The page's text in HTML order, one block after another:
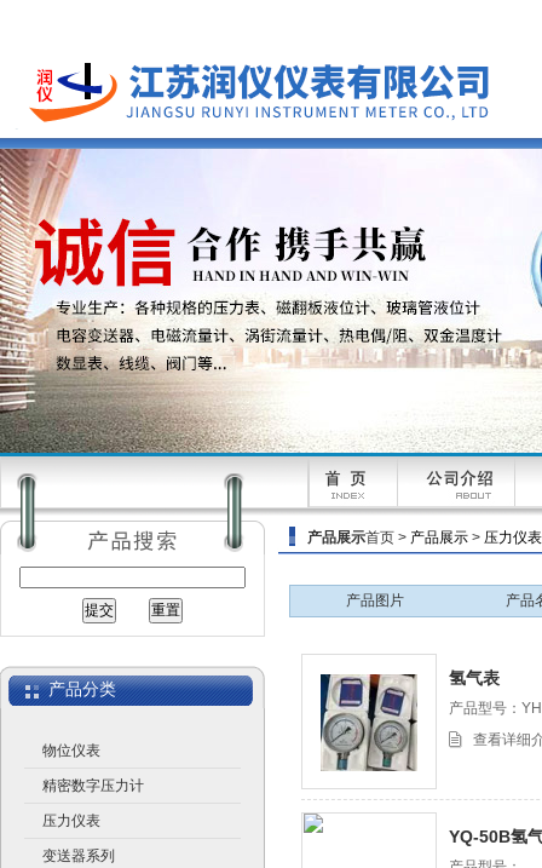
产品分类
物位仪表
精密数字压力计
压力仪表
变送器系列
产品展示首页 > 产品展示 > 压力仪表
产品图片 产品
氢气表
产品型号：
查看详细
YQ-50B氢